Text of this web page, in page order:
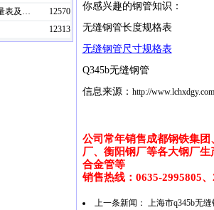
表及…
12570
12313
你感兴趣的钢管知识：
无缝钢管长度规格表
无缝钢管尺寸规格表
Q345b无缝钢管
信息来源： http://www.lchxdgy.com
公司常年销售成都钢铁集
厂、衡阳钢厂等各大钢厂
合金管等
销售热线：0635-2995805
上一条新闻： 上海市q345b无